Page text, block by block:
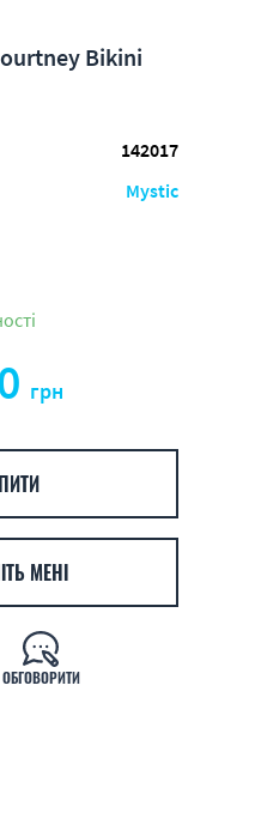
Bikini
142017
Mystic
грн
МЕНІ
ОБГОВОРИТИ